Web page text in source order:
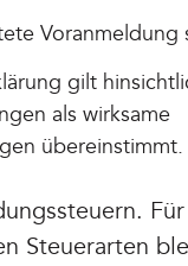
Voranmeldung
gilt
als wirksame
übereinstimmt.
Steuerarten